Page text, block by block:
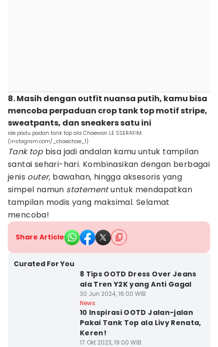
8. Masih dengan outfit nuansa putih, kamu bisa
mencoba perpaduan crop tank top motif stripe,
sweatpants, dan sneakers satu ini
ide padu padan tank top ala Chaewon LE SSERAFIM
(instagram.com/_chaechae_1)
Tank topbisa jadi andalan kamu untuk tampilan
santai sehari-hari. Kombinasikan dengan berbagai
jenis outer, bawahan, hingga aksesoris yang
simpel namun statementuntuk mendapatkan
tampilan modis yang maksimal. Selamat
mencoba!
Share Article
Curated For You
8 Tips OOTD Dress Over Jeans
ala Tren Y2K yang Anti Gagal
30 Jun 2024, 16:00 WIB
News
10 Inspirasi OOTD Jalan-jalan
Pakai Tank Top ala Livy Renata,
Keren!
17 Okt 2023, 19:00 WIB